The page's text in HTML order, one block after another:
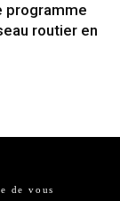
programme
routier en
de vous